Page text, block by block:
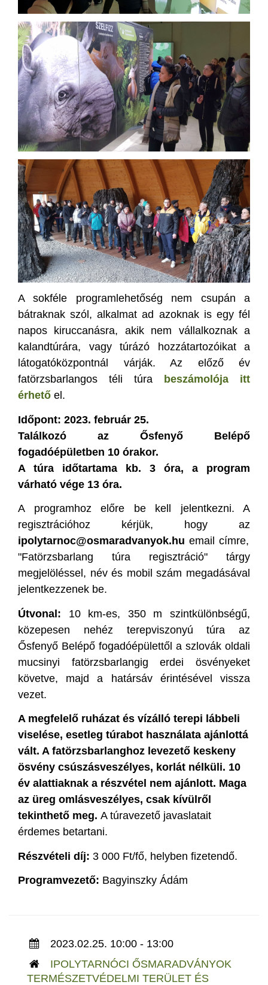
A sokféle programlehetőség nem csupán a
bátraknak szól, alkalmat ad azoknak is egy fél
napos kiruccanásra, akik nem vállalkoznak a
kalandtúrára, vagy túrázó hozzátartozóikat a
látogatóközpontnál várják. Az előző év
fatörzsbarlangos téli túra
beszámolója itt
érhető el.
Időpont: 2023. február 25.
Találkozó az Ősfenyő Belépő
fogadóépületben 10 órakor.
A túra időtartama kb. 3 óra, a program
várható vége 13 óra.
A programhoz előre be kell jelentkezni. A
regisztrációhoz kérjük, hogy az
ipolytarnoc@osmaradvanyok.hu email címre,
"Fatörzsbarlang túra regisztráció" tárgy
megjelöléssel, név és mobil szám megadásával
jelentkezzenek be.
Útvonal: 10 km-es, 350 m szintkülönbségű,
közepesen nehéz terepviszonyú túra az
Ősfenyő Belépő fogadóépülettől a szlovák oldali
mucsinyi fatörzsbarlangig erdei ösvényeket
követve, majd a határsáv érintésével vissza
vezet.
A megfelelő ruházat és vízálló terepi lábbeli
viselése, esetleg túrabot használata ajánlottá
vált. A fatörzsbarlanghoz levezető keskeny
ösvény csúszásveszélyes, korlát nélküli. 10
év alattiaknak a részvétel nem ajánlott. Maga
az üreg omlásveszélyes, csak kívülről
tekinthető meg. A túravezető javaslatait
érdemes betartani.
Részvételi díj: 3 000 Ft/fő, helyben fizetendő.
Programvezető: Bagyinszky Ádám
2023.02.25. 10:00 - 13:00
IPOLYTARNÓCI ŐSMARADVÁNYOK
TERMÉSZETVÉDELMI TERÜLET ÉS